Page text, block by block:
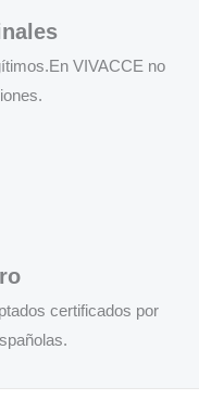
VIVACCE no
certificados por